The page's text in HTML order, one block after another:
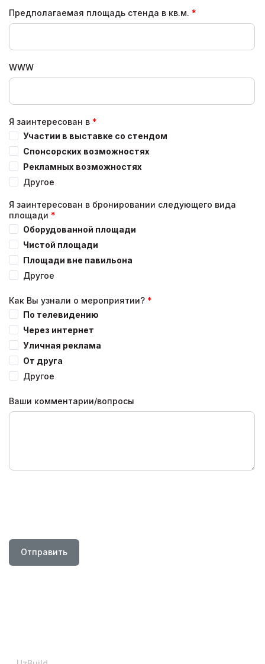
Предполагаемая площадь стенда в кв.м.
WWW
Я заинтересован в
Участии в выставке со стендом
Спонсорских возможностях
Рекламных возможностях
Другое
Я заинтересован в бронировании следующего вида
площади
Оборудованной площади
Чистой площади
Площади вне павильона
Другое
Как Вы узнали о мероприятии?
По телевидению
Через интернет
Уличная реклама
От друга
Другое
Ваши комментарии/вопросы
Отправить